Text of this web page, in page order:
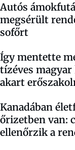
Autós
megsérült
sofőrt
Így mentette
tízéves
akart
Kanadában
őrizetben van:
ellenőrzik a